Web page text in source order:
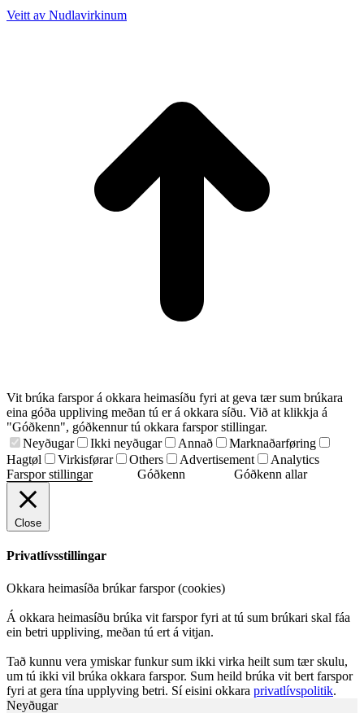
Veitt av Nudlavirkinum
Vit brúka farspor á okkara heimasíðu fyri at geva tær sum brúkara
eina góða uppliving meðan tú er á okkara síðu. Við at klikkja á
"Góðkenn", góðkennur tú okkara farspor stillingar.
Neyðugar
Ikki neyðugar Annað
Marknaðarføring
Hagtøl
Virkisførar Others Advertisement
Analytics
Farspor stillingar
Góðkenn Góðkenn allar
Close
Privatlívsstillingar
Okkara heimasíða brúkar farspor (cookies)
Á okkara heimasíðu brúka vit farspor fyri at tú sum brúkari skal fáa
ein betri uppliving, meðan tú ert á vitjan.
Tað kunnu vera ymiskar funkur sum ikki virka heilt sum tær skulu,
um tú ikki vil brúka okkara farspor. Sum heild brúka vit bert farspor
fyri at gera tína upplyving betri. Sí eisini okkara privatlívspolitik.
Neyðugar